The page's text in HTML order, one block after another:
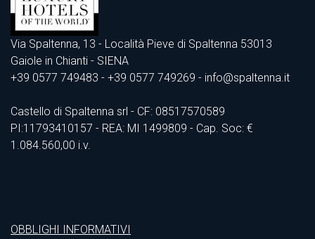
Via Spaltenna, 13 - Località Pieve di Spaltenna 53013
Gaiole in Chianti - SIENA
+39 0577 749483 - +39 0577 749269 - info@spaltenna.it
Castello di Spaltenna srl - CF: 08517570589
PI:11793410157 - REA: MI 1499809 - Cap. Soc: €
1.084.560,00 i.v.
OBBLIGHI INFORMATIVI